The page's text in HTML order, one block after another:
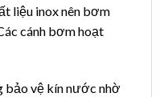
liệu inox nên bơm
cánh bơm hoạt
bảo vệ kín nước nhờ